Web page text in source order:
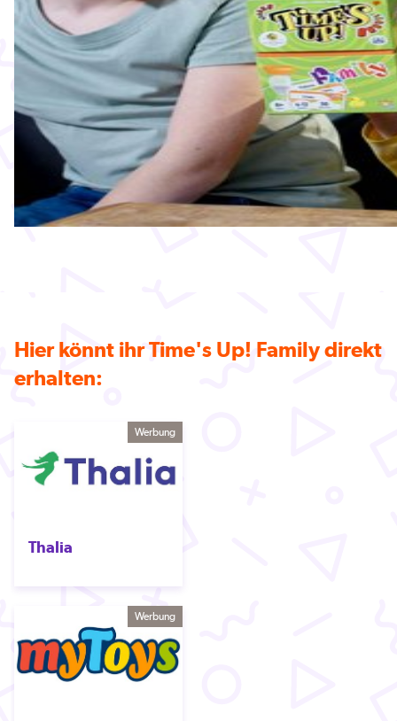
Hier könnt ihr Time's Up! Family direkt
erhalten:
Werbung
Thalia
Werbung